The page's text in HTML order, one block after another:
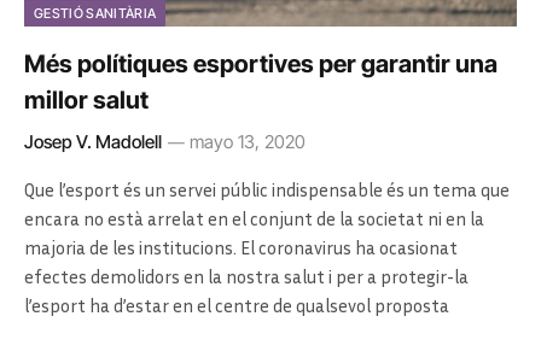
GESTIÓ SANITÀRIA
Més polítiques esportives per garantir una
millor salut
Josep V. Madolell mayo 13, 2020
Que l’esport és un servei públic indispensable és un tema que
encara no està arrelat en el conjunt de la societat ni en la
majoria de les institucions. El coronavirus ha ocasionat
efectes demolidors en la nostra salut i per a protegir-la
l’esport ha d’estar en el centre de qualsevol proposta